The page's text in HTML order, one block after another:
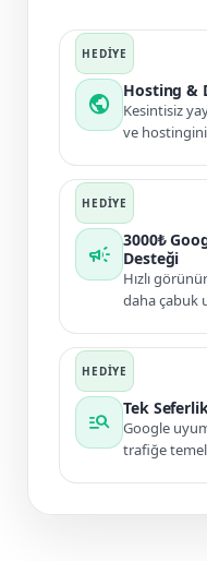
public
Hosting &
Kesintisiz
ve
campaign
3000₺
Desteği
Hızlı
daha çabuk
manage_search
Tek
Google
trafiğe